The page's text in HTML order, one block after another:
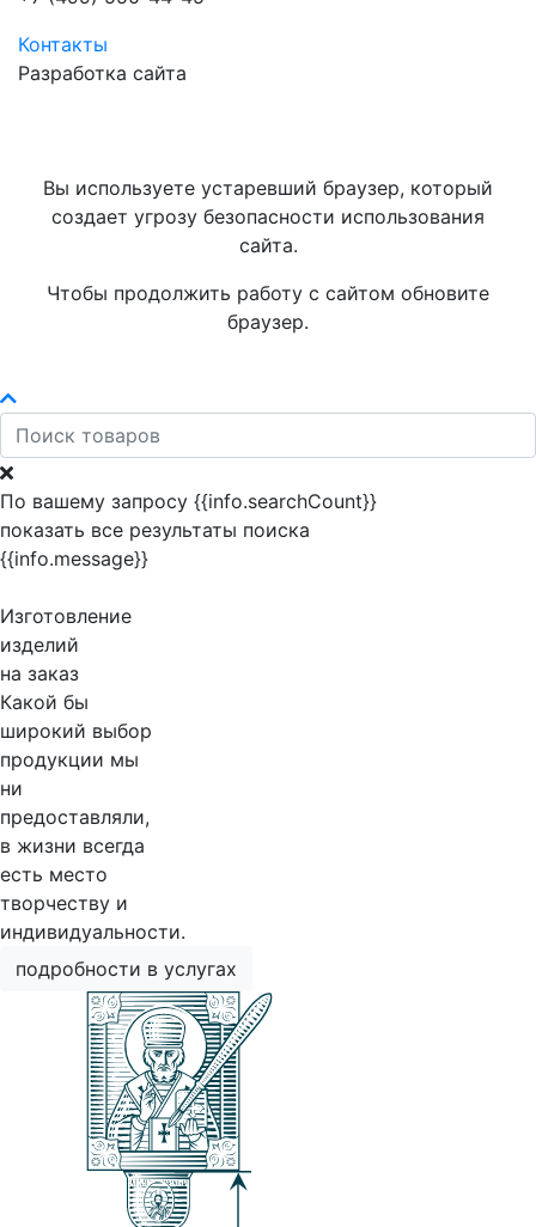
Контакты
Разработка сайта
Вы используете устаревший браузер, который
создает угрозу безопасности использования
сайта.
Чтобы продолжить работу с сайтом обновите
браузер.
По вашему запросу {{info.searchCount}}
показать все результаты поиска
{{info.message}}
Изготовление
изделий
на заказ
Какой бы
широкий выбор
продукции мы
ни
предоставляли,
в жизни всегда
есть место
творчеству и
индивидуальности.
подробности в услугах